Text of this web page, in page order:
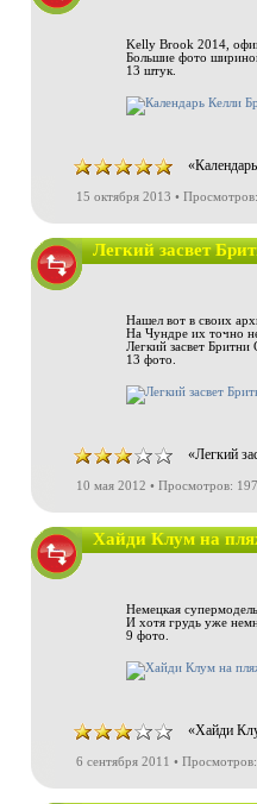
Kelly Brook 2014,
Большие фото
13 штук.
15 октября 2013 •
Легкий засвет
Нашел вот в своих
На Чундре их точно
Легкий засвет Бритни
13 фото.
«Легкий
10 мая 2012 • Просмотров:
Хайди Клум на
Немецкая
И хотя грудь уже
9 фото.
«Хайди
6 сентября 2011 •